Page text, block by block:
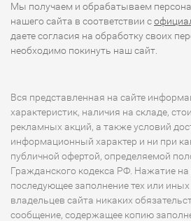
Мы получаем и обрабатываем
нашего сайта в соответствии с
даете согласия на обработку своих
необходимо покинуть наш сайт.
Вся представленная на сайте
характеристик, наличия на складе,
рекламных акций, а также условий
информационный характер и ни при
публичной офертой, определяемой
Гражданского кодекса РФ. Нажатие на
последующее заполнение тех или
владельцев сайта никаких
сообщение, содержащее копию